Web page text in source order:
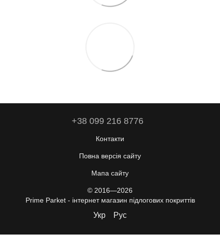
+38 099 216 8776
Контакти
Повна версія сайту
Мапа сайту
© 2016—2026
Prime Parket - інтернет магазин підлогових покриттів
Укр Рус